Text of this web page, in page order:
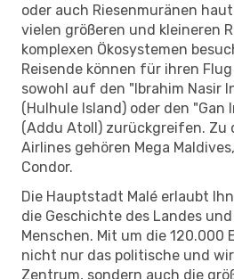
oder auch Riesenmuränen
vielen größeren und kleineren
komplexen Ökosystemen
Reisende können für ihren
sowohl auf den "Ibrahim Nasir
(Hulhule Island) oder den
(Addu Atoll) zurückgreifen. Zu
Airlines gehören Mega
Condor.
Die Hauptstadt Malé erlaubt
die Geschichte des Landes
Menschen. Mit um die 120.000
nicht nur das politische und
Zentrum, sondern auch die